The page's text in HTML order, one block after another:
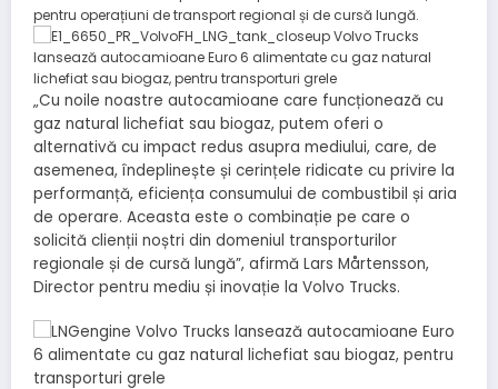
pentru operațiuni de transport regional și de cursă lungă.
„Cu noile noastre autocamioane care funcționează cu
gaz natural lichefiat sau biogaz, putem oferi o
alternativă cu impact redus asupra mediului, care, de
asemenea, îndeplinește și cerințele ridicate cu privire la
performanță, eficiența consumului de combustibil și aria
de operare. Aceasta este o combinație pe care o
solicită clienții noștri din domeniul transporturilor
regionale și de cursă lungă”, afirmă Lars Mårtensson,
Director pentru mediu și inovație la Volvo Trucks.